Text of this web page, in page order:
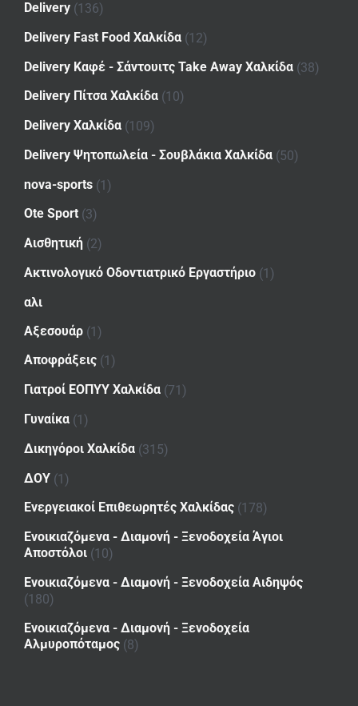
Delivery (136)
Delivery Fast Food Χαλκίδα (12)
Delivery Καφέ - Σάντουιτς Take Away Χαλκίδα (38)
Delivery Πίτσα Χαλκίδα (10)
Delivery Χαλκίδα (109)
Delivery Ψητοπωλεία - Σουβλάκια Χαλκίδα (50)
nova-sports (1)
Ote Sport (3)
Αισθητική (2)
Ακτινολογικό Οδοντιατρικό Εργαστήριο (1)
αλι
Αξεσουάρ (1)
Αποφράξεις (1)
Γιατροί ΕΟΠΥΥ Χαλκίδα (71)
Γυναίκα (1)
Δικηγόροι Χαλκίδα (315)
ΔΟΥ (1)
Ενεργειακοί Επιθεωρητές Χαλκίδας (178)
Ενοικιαζόμενα - Διαμονή - Ξενοδοχεία Άγιοι
Αποστόλοι (10)
Ενοικιαζόμενα - Διαμονή - Ξενοδοχεία Αιδηψός
(180)
Ενοικιαζόμενα - Διαμονή - Ξενοδοχεία
Αλμυροπόταμος (8)